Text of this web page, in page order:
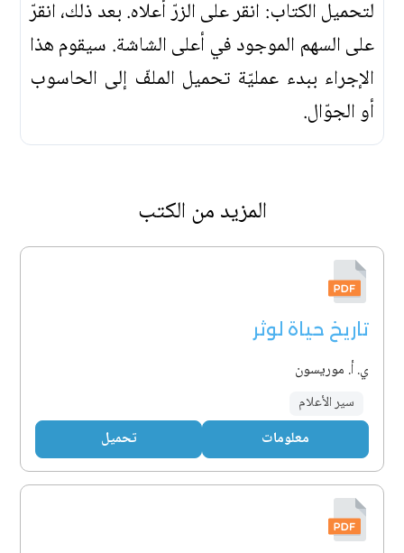
لتحميل الكتاب: انقر على الزرّ أعلاه. بعد ذلك، انقرّ
على السهم الموجود في أعلى الشاشة. سيقوم هذا
الإجراء ببدء عمليّة تحميل الملفّ إلى الحاسوب
أو الجوّال.
المزيد من الكتب
تاريخ حياة لوثر
ي. أ. موريسون
سير الأعلام
معلومات تحميل